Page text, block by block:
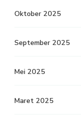
Oktober 2025
September 2025
Mei 2025
Maret 2025